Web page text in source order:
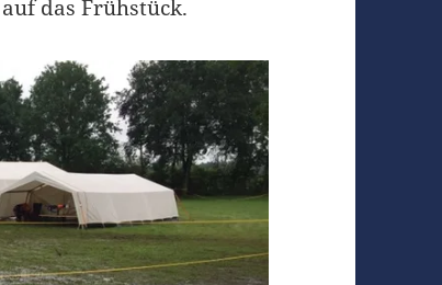
das Frühstück.